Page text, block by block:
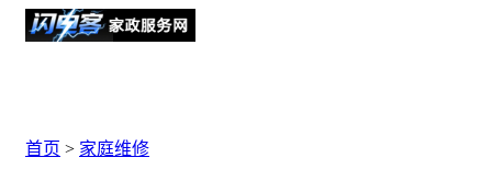
首页 > 家庭维修